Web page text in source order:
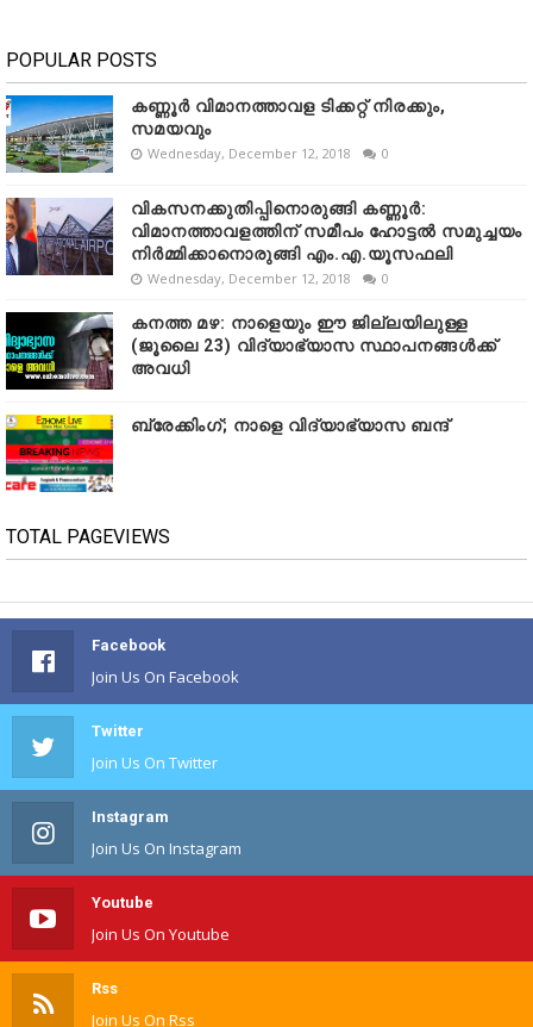
POPULAR POSTS
കണ്ണൂർ വിമാനത്താവള ടിക്കറ്റ് നിരക്കും,
സമയവും
Wednesday, December 12, 2018 0
വികസനക്കുതിപ്പിനൊരുങ്ങി കണ്ണൂർ:
വിമാനത്താവളത്തിന് സമീപം ഹോട്ടൽ സമുച്ചയം
നിർമ്മിക്കാനൊരുങ്ങി എം.എ.യൂസഫലി
Wednesday, December 12, 2018 0
കനത്ത മഴ: നാളെയും ഈ ജില്ലയിലുള്ള
(ജൂലൈ 23) വിദ്യാഭ്യാസ സ്ഥാപനങ്ങൾക്ക്
അവധി
ബ്രേക്കിംഗ്; നാളെ വിദ്യാഭ്യാസ ബന്ദ്
TOTAL PAGEVIEWS
Facebook
Join Us On Facebook
Twitter
Join Us On Twitter
Instagram
Join Us On Instagram
Youtube
Join Us On Youtube
Rss
Join Us On Rss